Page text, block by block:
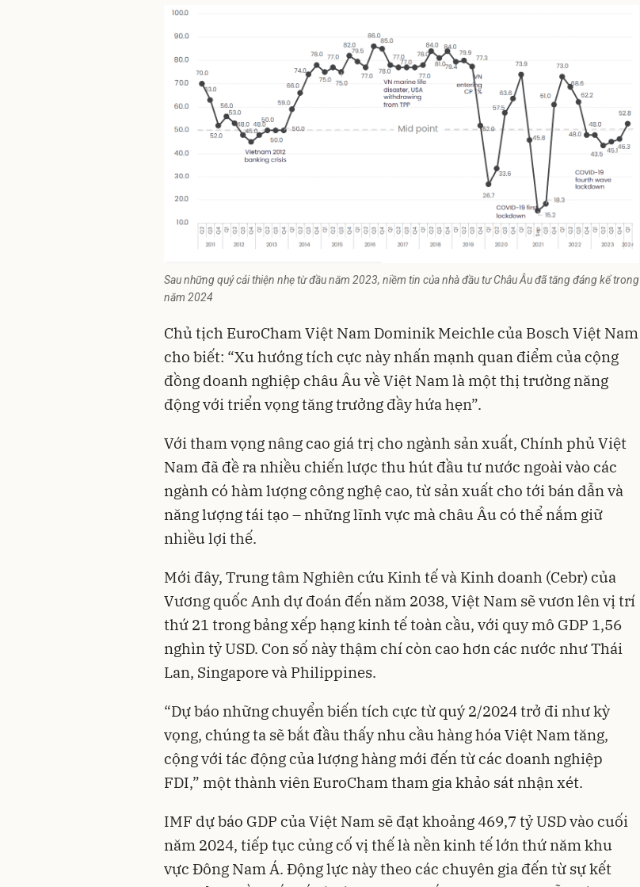
Sau những quý cải thiện nhẹ từ đầu năm 2023, niềm tin của nhà đầu tư Châu Âu đã tăng đáng kể trong
năm 2024
Chủ tịch EuroCham Việt Nam Dominik Meichle của Bosch Việt Nam
cho biết: “Xu hướng tích cực này nhấn mạnh quan điểm của cộng
đồng doanh nghiệp châu Âu về Việt Nam là một thị trường năng
động với triển vọng tăng trưởng đầy hứa hẹn”.
Với tham vọng nâng cao giá trị cho ngành sản xuất, Chính phủ Việt
Nam đã đề ra nhiều chiến lược thu hút đầu tư nước ngoài vào các
ngành có hàm lượng công nghệ cao, từ sản xuất cho tới bán dẫn và
năng lượng tái tạo – những lĩnh vực mà châu Âu có thể nắm giữ
nhiều lợi thế.
Mới đây, Trung tâm Nghiên cứu Kinh tế và Kinh doanh (Cebr) của
Vương quốc Anh dự đoán đến năm 2038, Việt Nam sẽ vươn lên vị trí
thứ 21 trong bảng xếp hạng kinh tế toàn cầu, với quy mô GDP 1,56
nghìn tỷ USD. Con số này thậm chí còn cao hơn các nước như Thái
Lan, Singapore và Philippines.
“Dự báo những chuyển biến tích cực từ quý 2/2024 trở đi như kỳ
vọng, chúng ta sẽ bắt đầu thấy nhu cầu hàng hóa Việt Nam tăng,
cộng với tác động của lượng hàng mới đến từ các doanh nghiệp
FDI,” một thành viên EuroCham tham gia khảo sát nhận xét.
IMF dự báo GDP của Việt Nam sẽ đạt khoảng 469,7 tỷ USD vào cuối
năm 2024, tiếp tục củng cố vị thế là nền kinh tế lớn thứ năm khu
vực Đông Nam Á. Động lực này theo các chuyên gia đến từ sự kết